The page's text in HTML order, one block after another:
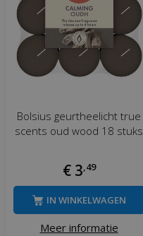
Bolsius geurtheelicht true
scents oud wood 18 stuks
€ 3,49
Meer informatie
IN WINKELWAGEN